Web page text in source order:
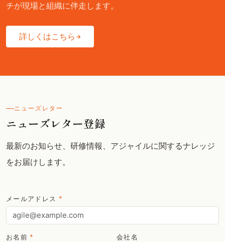
チが現場と組織に伴走します。
詳しくはこちら
ニューズレター
ニューズレター登録
最新のお知らせ、研修情報、アジャイルに関するナレッジ
をお届けします。
メールアドレス *
お名前 * 会社名